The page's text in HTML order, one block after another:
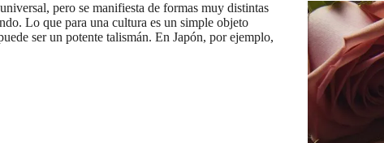
pero se manifiesta de formas muy distintas
Lo que para una cultura es un simple objeto
ser un potente talismán. En Japón, por ejemplo,